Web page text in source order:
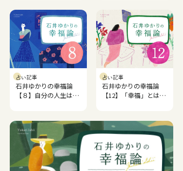
占い記事
石井ゆかりの幸福論
【８】自分の人生は
占い記事
石井ゆかりの幸福論
【12】「幸福」とは何